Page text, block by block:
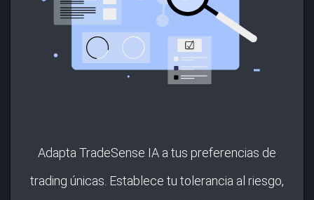
Adapta TradeSense IA a tus preferencias de
trading únicas. Establece tu tolerancia al riesgo,